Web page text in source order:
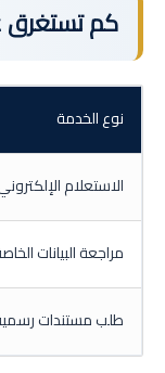
كم تستغرق
نوع الخدمة
الاستعلام
مراجعة البيانات
طلب مستندات